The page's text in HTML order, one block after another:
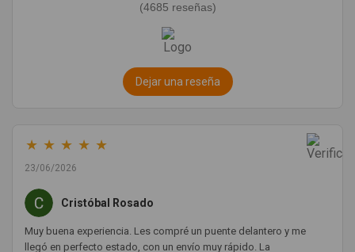
(4685 reseñas)
Dejar una reseña
★ ★ ★ ★ ★
23/06/2026
Cristóbal Rosado
Muy buena experiencia. Les compré un puente delantero y me
llegó en perfecto estado, con un envío muy rápido. La